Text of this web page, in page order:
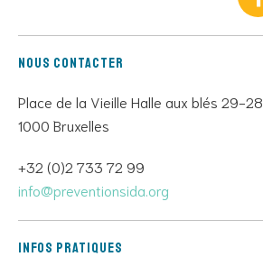
Nous contacter
Place de la Vieille Halle aux blés 29-28
1000 Bruxelles
+32 (0)2 733 72 99
info@preventionsida.org
Infos pratiques